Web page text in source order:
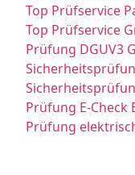
Top Prüfservice
Top Prüfservice
Prüfung DGUV3
Prüfung E-Check
Prüfung